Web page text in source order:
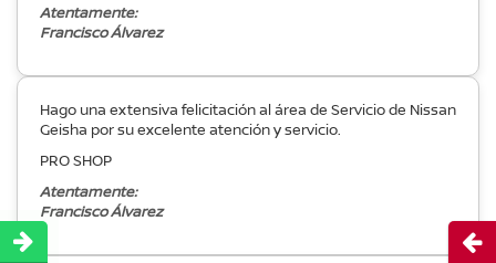
Atentamente:
Francisco Álvarez
Hago una extensiva felicitación al área de Servicio de Nissan
Geisha por su excelente atención y servicio.
PRO SHOP
Atentamente:
Francisco Álvarez